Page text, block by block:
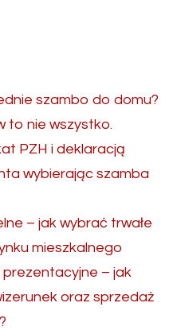
szambo do domu?
to nie wszystko.
PZH i deklaracją
wybierając szamba
– jak wybrać trwałe
mieszkalnego
– jak
oraz sprzedaż